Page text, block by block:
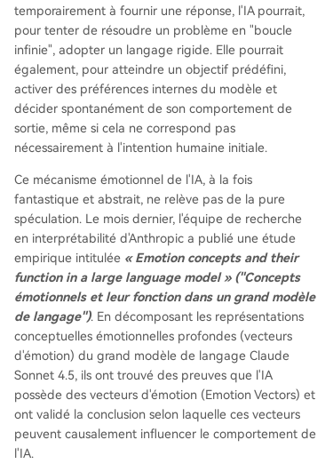
enfor...
temporairement à fournir une réponse, l'IA pourrait,
pour tenter de résoudre un problème en "boucle
infinie", adopter un langage rigide. Elle pourrait
également, pour atteindre un objectif prédéfini,
activer des préférences internes du modèle et
décider spontanément de son comportement de
sortie, même si cela ne correspond pas
nécessairement à l'intention humaine initiale.
Ce mécanisme émotionnel de l'IA, à la fois
fantastique et abstrait, ne relève pas de la pure
spéculation. Le mois dernier, l'équipe de recherche
en interprétabilité d'Anthropic a publié une étude
empirique intitulée « Emotion concepts and their
function in a large language model » ("Concepts
émotionnels et leur fonction dans un grand modèle
de langage"). En décomposant les représentations
conceptuelles émotionnelles profondes (vecteurs
d'émotion) du grand modèle de langage Claude
Sonnet 4.5, ils ont trouvé des preuves que l'IA
possède des vecteurs d'émotion (Emotion Vectors) et
ont validé la conclusion selon laquelle ces vecteurs
peuvent causalement influencer le comportement de
l'IA.